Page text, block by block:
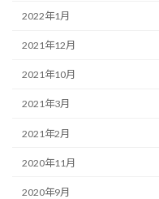
2022年1月
2021年12月
2021年10月
2021年3月
2021年2月
2020年11月
2020年9月